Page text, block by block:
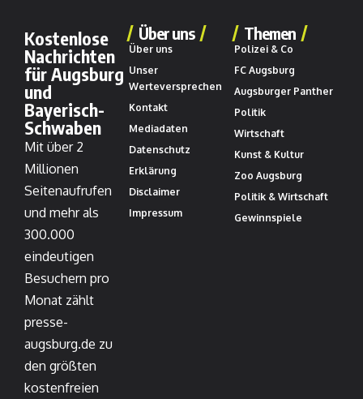
Kostenlose
Nachrichten
für Augsburg
und
Bayerisch-
Schwaben
Mit über 2
Millionen
Seitenaufrufen
und mehr als
300.000
eindeutigen
Besuchern pro
Monat zählt
presse-
augsburg.de zu
den größten
kostenfreien
Über uns
Über uns
Unser
Werteversprechen
Kontakt
Mediadaten
Datenschutz
Erklärung
Disclaimer
Impressum
Themen
Polizei & Co
FC Augsburg
Augsburger Panther
Politik
Wirtschaft
Kunst & Kultur
Zoo Augsburg
Politik & Wirtschaft
Gewinnspiele